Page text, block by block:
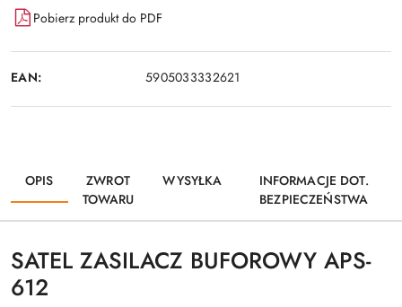
Pobierz produkt do PDF
EAN: 5905033332621
OPIS
ZWROT
TOWARU
WYSYŁKA
INFORMACJE DOT.
BEZPIECZEŃSTWA
SATEL ZASILACZ BUFOROWY APS-
612